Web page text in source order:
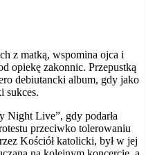
z matką, wspomina ojca i
opiekę zakonnic. Przepustką
debiutancki album, gdy jako
sukces.
Night Live”, gdy podarła
przeciwko tolerowaniu
Kościół katolicki, był w jej